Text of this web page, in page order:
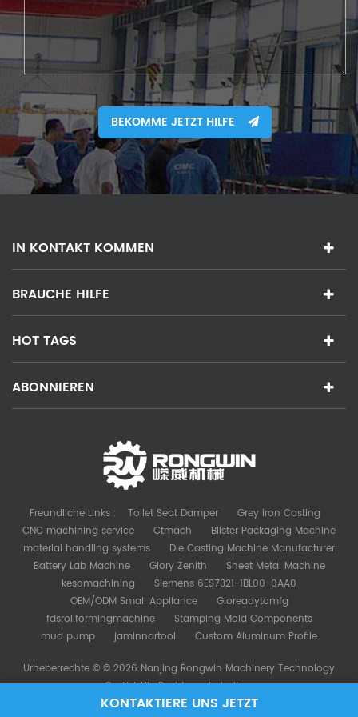
BEKOMME JETZT HILFE
IN KONTAKT KOMMEN
BRAUCHE HILFE
HOT TAGS
ABONNIEREN
Freundliche Links : Toilet Seat Damper
Grey Iron Casting
CNC machining service
Ctmach
Blister Packaging Machine
material handling systems
Die Casting Machine Manufacturer
Battery Lab Machine
Glory Zenith
Sheet Metal Machine
kesomachining
Siemens 6ES7321-1BL00-0AA0
OEM/ODM Small Appliance
Gloreadytomfg
fdsrollformingmachine
Stamping Mold Components
mud pump
jaminnartool Custom Aluminum Profile
Urheberrechte © © 2026 Nanjing Rongwin Machinery Technology
Co.,Ltd.Alle Rechte vorbehalten.
KONTAKTIERE UNS JETZT